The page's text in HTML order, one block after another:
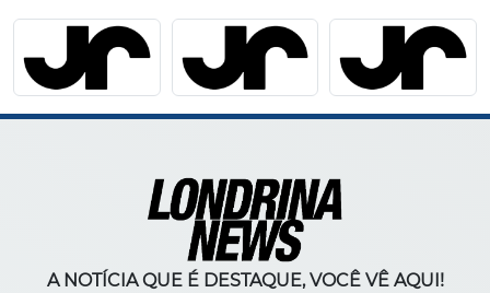
A NOTÍCIA QUE É DESTAQUE, VOCÊ VÊ AQUI!